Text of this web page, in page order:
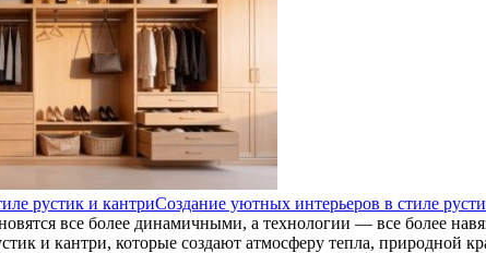
Создание уютных интерьеров в стиле
все более динамичными, а технологии — все более
и кантри, которые создают атмосферу тепла, природной